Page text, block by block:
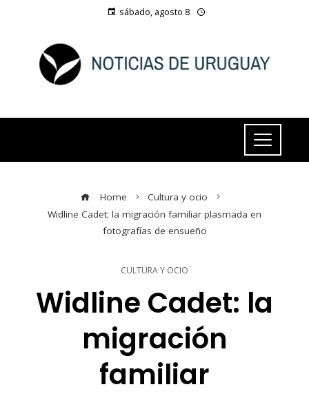
sábado, agosto 8
Home
Cultura y ocio
Widline Cadet: la migración familiar plasmada en
fotografías de ensueño
CULTURA Y OCIO
Widline Cadet: la
migración
familiar